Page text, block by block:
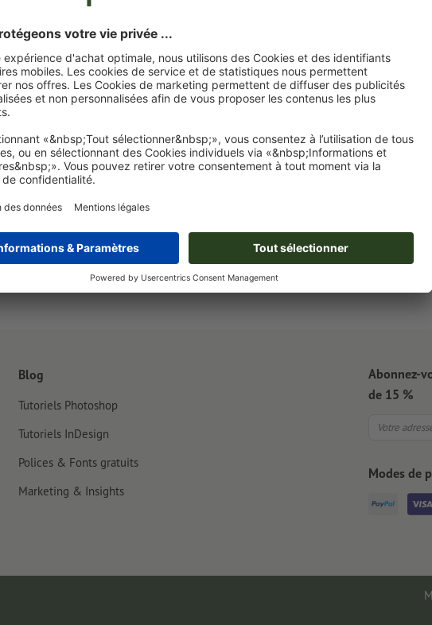
finition sélective
Des détails scintillants pour un
Noël inoubliable
Motifs festifs de Noël avec
touche personnelle
Blog
Tutoriels Photoshop
Tutoriels InDesign
Polices & Fonts gratuits
Marketing & Insights
Abonnez-
de 15 %
Modes de